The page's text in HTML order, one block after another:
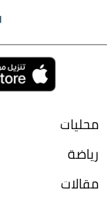
محليات
رياضة
مقالات